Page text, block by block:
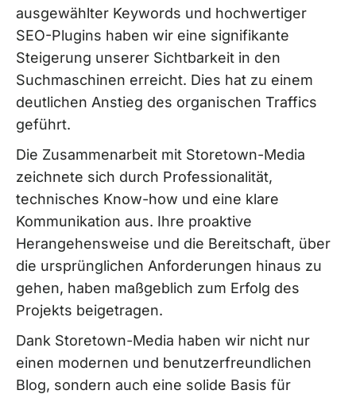
ausgewählter Keywords und hochwertiger
SEO-Plugins haben wir eine signifikante
Steigerung unserer Sichtbarkeit in den
Suchmaschinen erreicht. Dies hat zu einem
deutlichen Anstieg des organischen Traffics
geführt.
Die Zusammenarbeit mit Storetown-Media
zeichnete sich durch Professionalität,
technisches Know-how und eine klare
Kommunikation aus. Ihre proaktive
Herangehensweise und die Bereitschaft, über
die ursprünglichen Anforderungen hinaus zu
gehen, haben maßgeblich zum Erfolg des
Projekts beigetragen.
Dank Storetown-Media haben wir nicht nur
einen modernen und benutzerfreundlichen
Blog, sondern auch eine solide Basis für